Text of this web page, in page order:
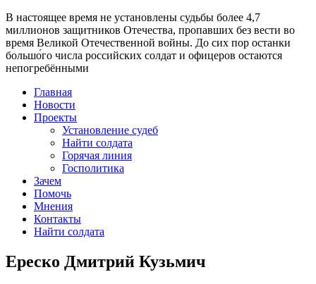
В настоящее время не установлены судьбы более 4,7
миллионов защитников Отечества, пропавших без вести во
время Великой Отечественной войны. До сих пор останки
большо́го числа российских солдат и офицеров остаются
непогребёнными
Главная
Новости
Проекты
Установление судеб
Найти солдата
Горячая линия
Госполитика
Зачем
Помочь
Мнения
Контакты
Найти солдата
Ереско Дмитрий Кузьмич